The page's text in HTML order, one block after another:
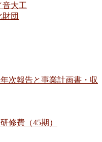
音大工
団
次報告と事業計画書・収
修費（45期）